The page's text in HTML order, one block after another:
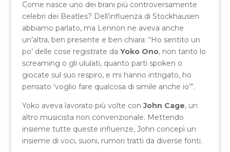
Come nasce uno dei brani più controversamente
celebri dei Beatles? Dell’influenza di Stockhausen
abbiamo parlato, ma Lennon ne aveva anche
un’altra, ben presente e ben chiara: “Ho sentito un
po’ delle cose registrate da Yoko Ono, non tanto lo
screaming o gli ululati, quanto parti spoken o
giocate sul suo respiro, e mi hanno intrigato, ho
pensato ‘voglio fare qualcosa di simile anche io’”.
Yoko aveva lavorato più volte conJohn Cage, un
altro musicista non convenzionale. Mettendo
insieme tutte queste influenze, John concepì un
insieme di voci, suoni, rumori tratti da diverse fonti.